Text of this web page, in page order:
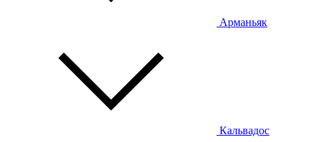
Арманьяк
Кальвадос